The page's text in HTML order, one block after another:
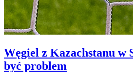
Węgiel z Kazachstanu w
być problem